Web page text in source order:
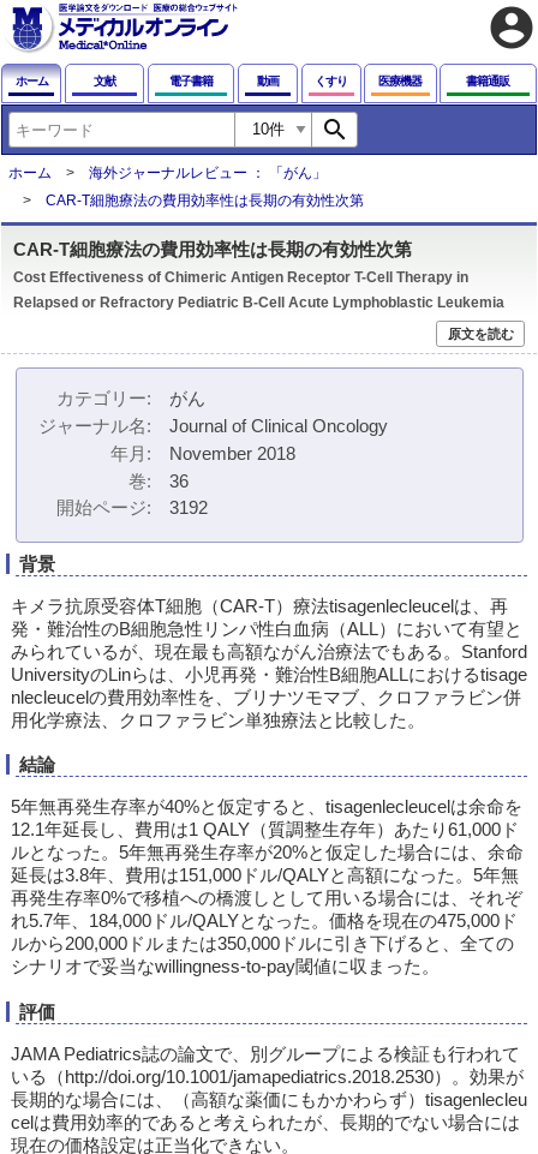
account_circle
ホーム 文献 電子書籍 動画 くすり 医療機器 書籍通販
search
ホーム
海外ジャーナルレビュー ： 「がん」
CAR-T細胞療法の費用効率性は長期の有効性次第
CAR-T細胞療法の費用効率性は長期の有効性次第
Cost Effectiveness of Chimeric Antigen Receptor T-Cell Therapy in
Relapsed or Refractory Pediatric B-Cell Acute Lymphoblastic Leukemia
原文を読む
カテゴリー
がん
ジャーナル名
Journal of Clinical Oncology
年月
November 2018
巻
36
開始ページ
3192
背景
キメラ抗原受容体T細胞（CAR-T）療法tisagenlecleucelは、再
発・難治性のB細胞急性リンパ性白血病（ALL）において有望と
みられているが、現在最も高額ながん治療法でもある。Stanford
UniversityのLinらは、小児再発・難治性B細胞ALLにおけるtisage
nlecleucelの費用効率性を、ブリナツモマブ、クロファラビン併
用化学療法、クロファラビン単独療法と比較した。
結論
5年無再発生存率が40%と仮定すると、tisagenlecleucelは余命を
12.1年延長し、費用は1 QALY（質調整生存年）あたり61,000ド
ルとなった。5年無再発生存率が20%と仮定した場合には、余命
延長は3.8年、費用は151,000ドル/QALYと高額になった。5年無
再発生存率0%で移植への橋渡しとして用いる場合には、それぞ
れ5.7年、184,000ドル/QALYとなった。価格を現在の475,000ド
ルから200,000ドルまたは350,000ドルに引き下げると、全ての
シナリオで妥当なwillingness-to-pay閾値に収まった。
評価
JAMA Pediatrics誌の論文で、別グループによる検証も行われて
いる（http://doi.org/10.1001/jamapediatrics.2018.2530）。効果が
長期的な場合には、（高額な薬価にもかかわらず）tisagenlecleu
celは費用効率的であると考えられたが、長期的でない場合には
現在の価格設定は正当化できない。